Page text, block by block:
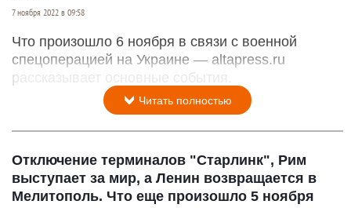
7 ноября 2022 в 09:58
Что произошло 6 ноября в связи с военной
спецоперацией на Украине — altapress.ru
рассказывает основные события.
Читать полностью
Отключение терминалов "Старлинк", Рим
выступает за мир, а Ленин возвращается в
Мелитополь. Что еще произошло 5 ноября